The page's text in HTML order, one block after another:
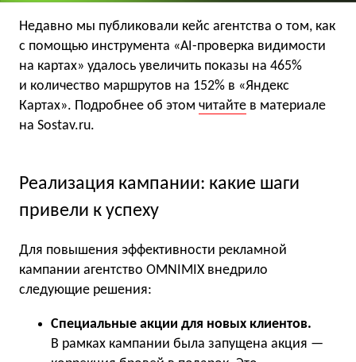
Недавно мы публиковали кейс агентства о том, как
с помощью инструмента «AI-проверка видимости
на картах» удалось увеличить показы на 465%
и количество маршрутов на 152% в «Яндекс
Картах». Подробнее об этом читайте в материале
на Sostav.ru.
Реализация кампании: какие шаги
привели к успеху
Для повышения эффективности рекламной
кампании агентство OMNIMIX внедрило
следующие решения:
Специальные акции для новых клиентов.
В рамках кампании была запущена акция —